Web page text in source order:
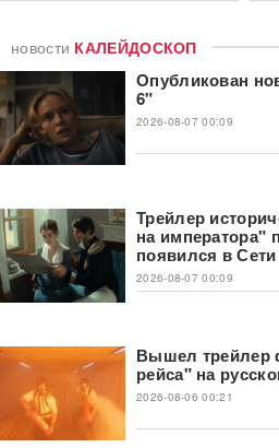
новости КАЛЕЙДОСКОП
Опубликован
6"
2026-08-07 00:09
Трейлер
на императора"
появился в Сети
2026-08-07 00:09
Вышел трейлер
рейса" на
2026-08-06 00:21